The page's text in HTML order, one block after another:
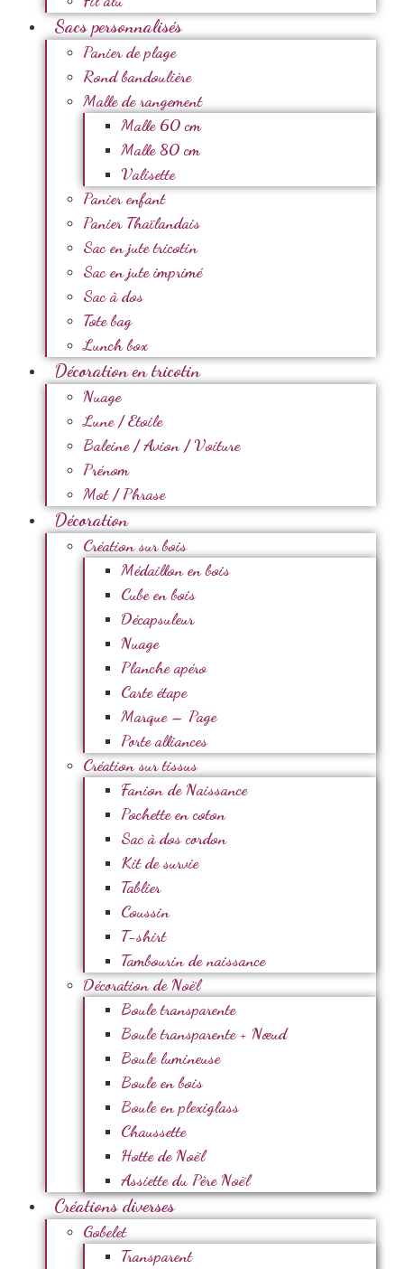
Sacs personnalisés
Panier de plage
Rond bandoulière
Malle de rangement
Malle 60 cm
Malle 80 cm
Valisette
Panier enfant
Panier Thaïlandais
Sac en jute tricotin
Sac en jute imprimé
Sac à dos
Tote bag
Lunch box
Décoration en tricotin
Nuage
Lune / Etoile
Baleine / Avion / Voiture
Prénom
Mot / Phrase
Décoration
Création sur bois
Médaillon en bois
Cube en bois
Décapsuleur
Nuage
Planche apéro
Carte étape
Marque – Page
Porte alliances
Création sur tissus
Fanion de Naissance
Pochette en coton
Sac à dos cordon
Kit de survie
Tablier
Coussin
T-shirt
Tambourin de naissance
Décoration de Noël
Boule transparente
Boule transparente + Nœud
Boule lumineuse
Boule en bois
Boule en plexiglass
Chaussette
Hotte de Noël
Assiette du Père Noël
Créations diverses
Gobelet
Transparent